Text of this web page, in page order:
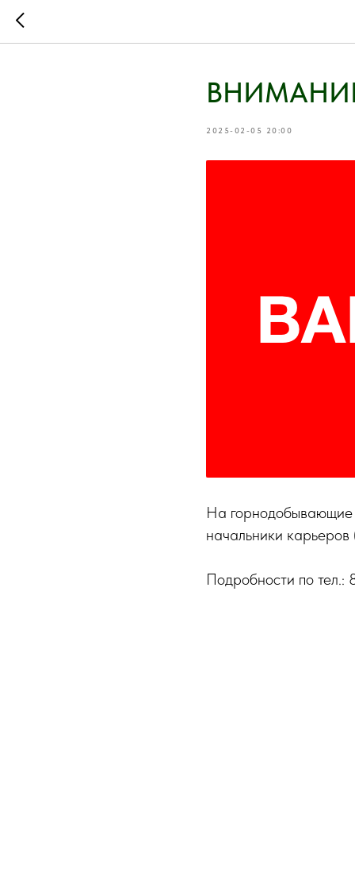
2025-02-05 20:00
На горнодобывающие
начальники
Подробности по